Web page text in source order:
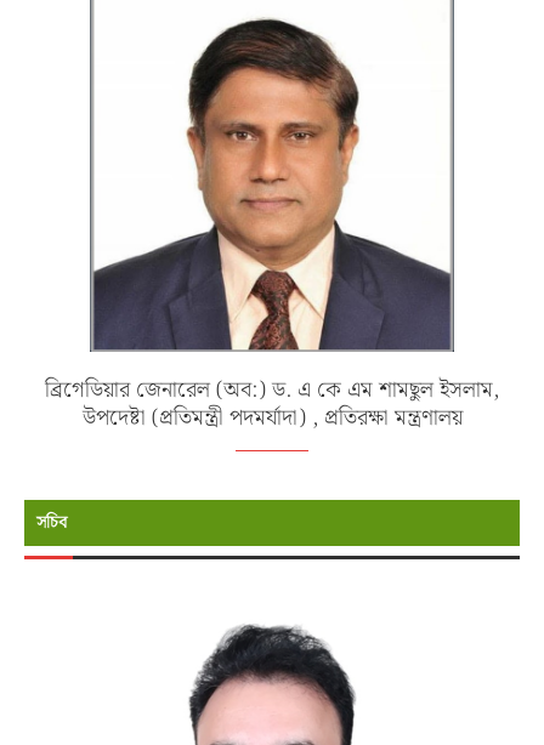
ব্রিগেডিয়ার জেনারেল (অব:) ড. এ কে এম শামছুল ইসলাম,
উপদেষ্টা (প্রতিমন্ত্রী পদমর্যাদা) , প্রতিরক্ষা মন্ত্রণালয়
সচিব